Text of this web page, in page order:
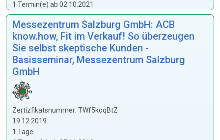
1 Termin(e) ab 02.10.2021
Messezentrum Salzburg GmbH: ACB
know.how, Fit im Verkauf! So überzeugen
Sie selbst skeptische Kunden -
Basisseminar, Messezentrum Salzburg
GmbH
Zertizfikatsnummer: TWf5koqBtZ
19.12.2019
1 Tage